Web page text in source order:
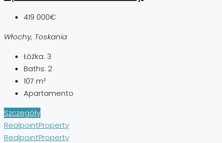
419 000€
Włochy, Toskania
Łóżka: 3
Baths: 2
107 m²
Apartamento
Szczegóły
RealpointProperty
RealpointProperty